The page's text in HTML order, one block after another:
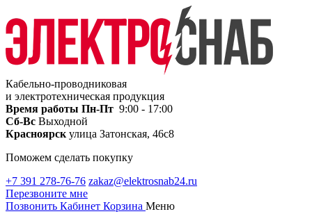
Кабельно-проводниковая
и электротехническая продукция
Время работы Пн-Пт 9:00 - 17:00
Сб-Вс Выходной
Красноярск улица Затонская, 46с8
Поможем сделать покупку
+7 391 278-76-76 zakaz@elektrosnab24.ru
Перезвоните мне
Позвонить Кабинет Корзина Меню